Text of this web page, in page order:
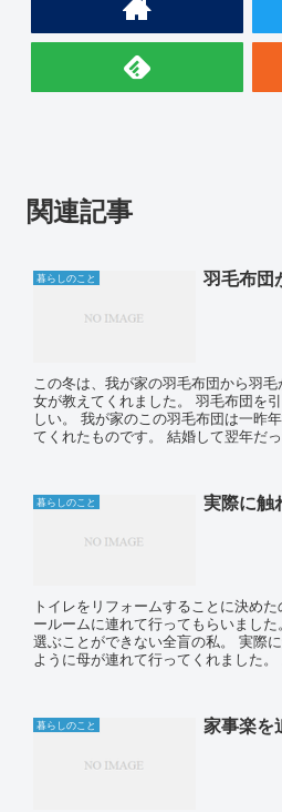
関連記事
暮らしのこと 羽毛布団
この冬は、我が家の羽毛布団から羽
女が教えてくれました。 羽毛布団を
しい。 我が家のこの羽毛布団は一昨
てくれたものです。 結婚して翌年だ
暮らしのこと 実際に触
トイレをリフォームすることに決め
ールームに連れて行ってもらいまし
選ぶことができない全盲の私。 実際
ように母が連れて行ってくれました
暮らしのこと 家事楽を